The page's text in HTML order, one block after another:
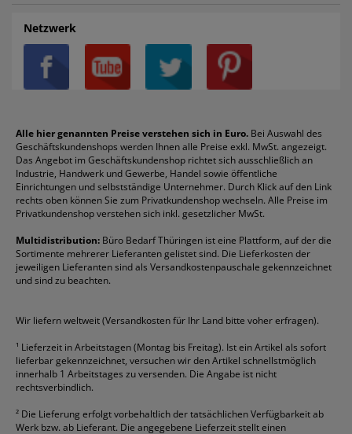
AGB
Datenschutz
Privatsphäre-Einstellungen
Über uns
Reklamation / Retouren
Vertrag widerrufen (Privatkunden)
Rabatte & Aktionen
Batterien
Bleistifte
Blöcke
Boardmarker
Briefumschläge
Druckerpatronen
Etiketten
Fineliner
Folienschreiber
Formulare
Gelschreiber
Geschäftsbücher
Heftstreifen
Kaffee
Klebeband
Klemmmappen
Kopierpapier
Korrekturmittel
Kugelschreiber
Mappen
Ordner
Packband
Permanentmarker
Radiergummis
Schnellhefter
Sichthüllen
Taschenrechner
Textmarker
Tintenroller
Tintenpatronen
Toilettenpapier
Toner
Versandmaterial
Versandtaschen
Alco
Avery/Zweckform
Canon
Durable
DYMO
Edding
Esselte
Faber-Castell
Fellowes
Franken
Fripa
HP
Leitz
Läufer
Melitta
Pentel
Pelikan
Pilot
Pritt
Schneider
Stabilo
Staedtler
alle Marken anzeigen
Netzwerk
Alle hier genannten Preise verstehen sich in Euro. Bei Auswahl des
Geschäftskundenshops werden Ihnen alle Preise exkl. MwSt. angezeigt.
Das Angebot im Geschäftskundenshop richtet sich ausschließlich an
Industrie, Handwerk und Gewerbe, Handel sowie öffentliche
Einrichtungen und selbstständige Unternehmer. Durch Klick auf den Link
rechts oben können Sie zum Privatkundenshop wechseln. Alle Preise im
Privatkundenshop verstehen sich inkl. gesetzlicher MwSt.
Multidistribution: Büro Bedarf Thüringen ist eine Plattform, auf der die
Sortimente mehrerer Lieferanten gelistet sind. Die Lieferkosten der
jeweiligen Lieferanten sind als Versandkostenpauschale gekennzeichnet
und sind zu beachten.
Wir liefern weltweit (Versandkosten für Ihr Land bitte voher erfragen).
¹ Lieferzeit in Arbeitstagen (Montag bis Freitag). Ist ein Artikel als sofort
lieferbar gekennzeichnet, versuchen wir den Artikel schnellstmöglich
innerhalb 1 Arbeitstages zu versenden. Die Angabe ist nicht
rechtsverbindlich.
² Die Lieferung erfolgt vorbehaltlich der tatsächlichen Verfügbarkeit ab
Werk bzw. ab Lieferant. Die angegebene Lieferzeit stellt einen